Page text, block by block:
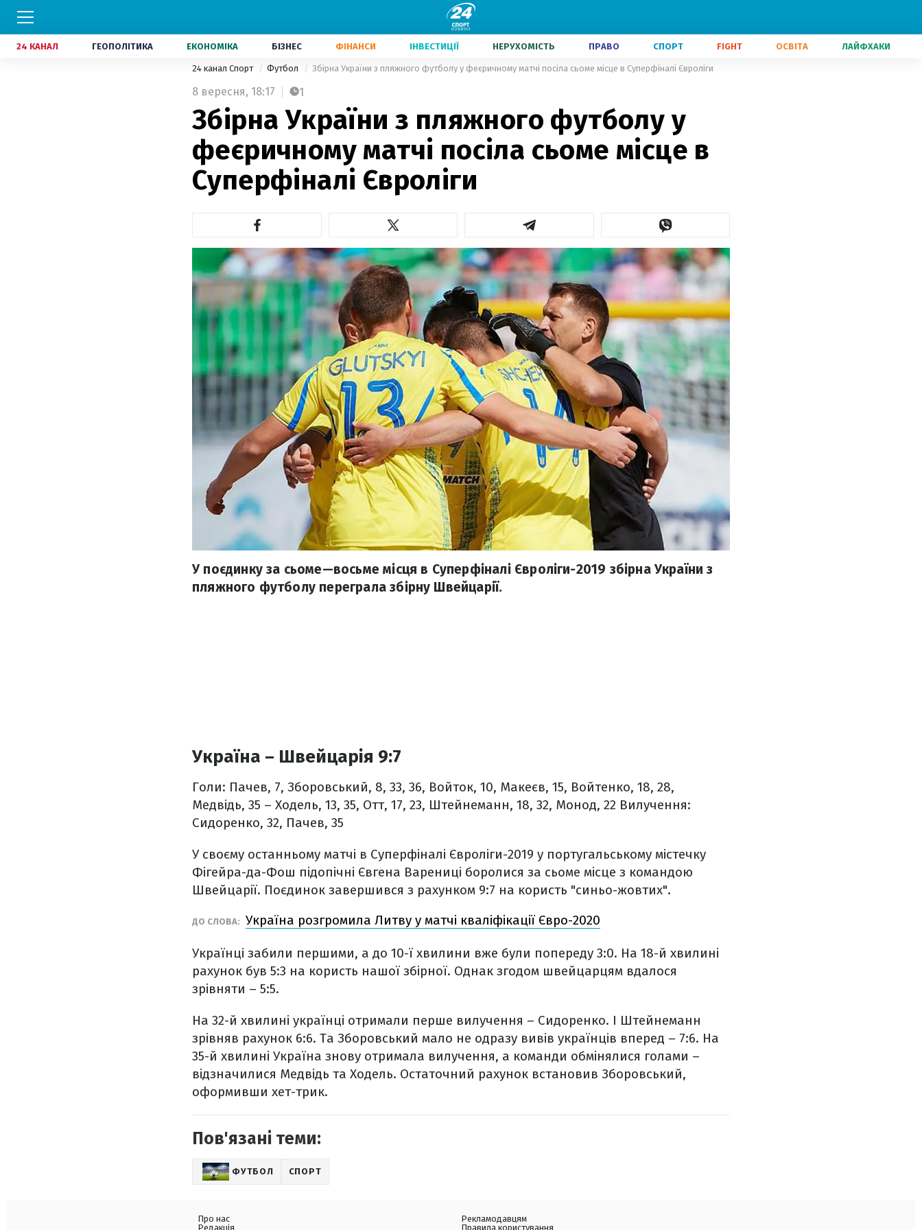
24 КАНАЛ ГЕОПОЛІТИКА ЕКОНОМІКА БІЗНЕС ФІНАНСИ ІНВЕСТИЦІЇ НЕРУХОМІСТЬ ПРАВО СПОРТ FIGHT ОСВІТА ЛАЙФХАКИ
24 канал Спорт Футбол Збірна України з пляжного футболу у феєричному матчі посіла сьоме місце в Суперфіналі Євроліги
8 вересня, 18:17 1
Збірна України з пляжного футболу у
феєричному матчі посіла сьоме місце в
Суперфіналі Євроліги
У поєдинку за сьоме—восьме місця в Суперфіналі Євроліги-2019 збірна України з
пляжного футболу переграла збірну Швейцарії.
Україна – Швейцарія 9:7
Голи: Пачев, 7, Зборовський, 8, 33, 36, Войток, 10, Макеєв, 15, Войтенко, 18, 28,
Медвідь, 35 – Ходель, 13, 35, Отт, 17, 23, Штейнеманн, 18, 32, Монод, 22 Вилучення:
Сидоренко, 32, Пачев, 35
У своєму останньому матчі в Суперфіналі Євроліги-2019 у португальському містечку
Фігейра-да-Фош підопічні Євгена Варениці боролися за сьоме місце з командою
Швейцарії. Поєдинок завершився з рахунком 9:7 на користь "синьо-жовтих".
ДО СЛОВА: Україна розгромила Литву у матчі кваліфікації Євро-2020
Українці забили першими, а до 10-ї хвилини вже були попереду 3:0. На 18-й хвилині
рахунок був 5:3 на користь нашої збірної. Однак згодом швейцарцям вдалося
зрівняти – 5:5.
На 32-й хвилині українці отримали перше вилучення – Сидоренко. І Штейнеманн
зрівняв рахунок 6:6. Та Зборовський мало не одразу вивів українців вперед – 7:6. На
35-й хвилині Україна знову отримала вилучення, а команди обмінялися голами –
відзначилися Медвідь та Ходель. Остаточний рахунок встановив Зборовський,
оформивши хет-трик.
Пов'язані теми:
ФУТБОЛ СПОРТ
Про нас
Редакція
Рекламодавцям
Правила користування